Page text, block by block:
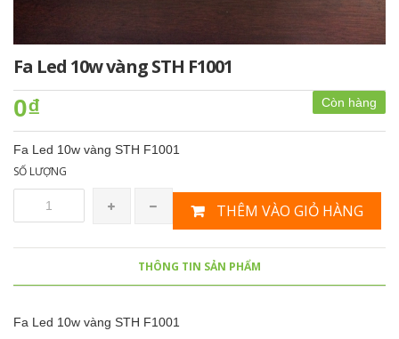
Fa Led 10w vàng STH F1001
Còn hàng
0₫
Fa Led 10w vàng STH F1001
SỐ LƯỢNG
THÊM VÀO GIỎ HÀNG
THÔNG TIN SẢN PHẨM
Fa Led 10w vàng STH F1001